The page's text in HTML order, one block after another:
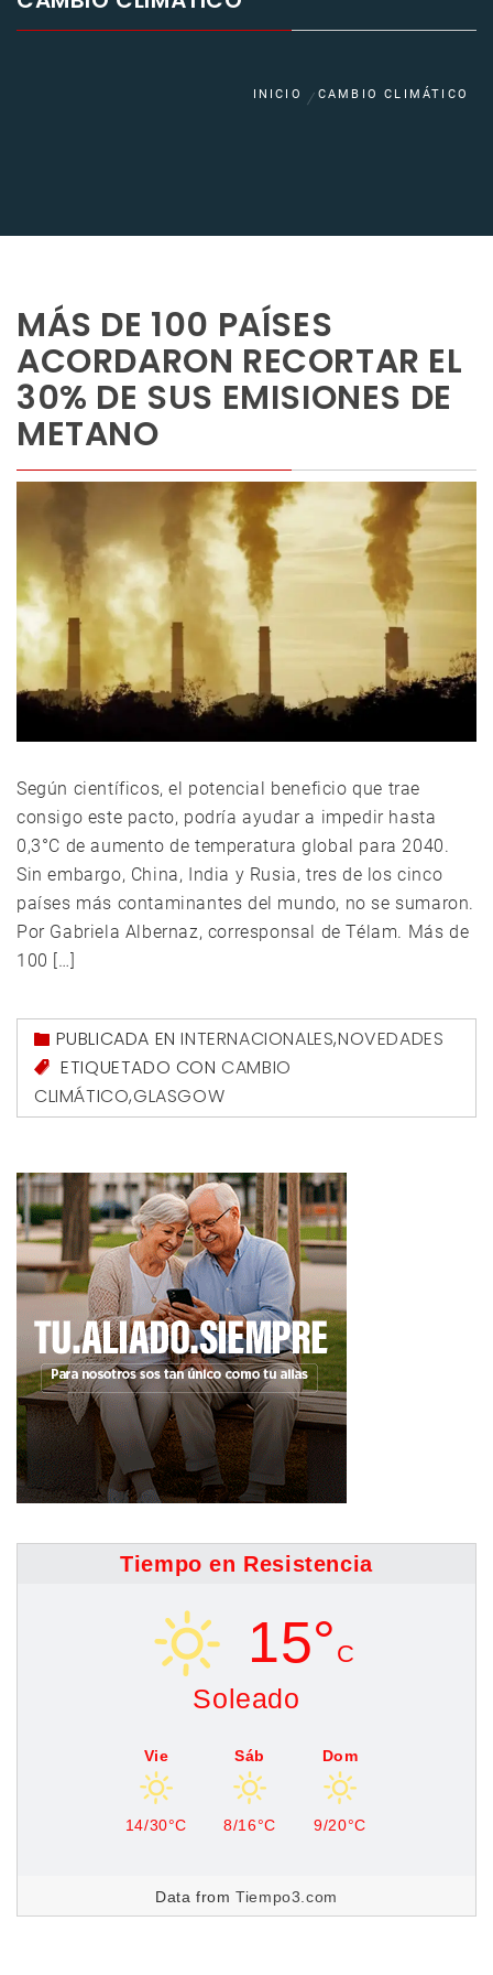
INICIO CAMBIO CLIMÁTICO
MÁS DE 100 PAÍSES
ACORDARON RECORTAR EL
30% DE SUS EMISIONES DE
METANO
Según científicos, el potencial beneficio que trae
consigo este pacto, podría ayudar a impedir hasta
0,3°C de aumento de temperatura global para 2040.
Sin embargo, China, India y Rusia, tres de los cinco
países más contaminantes del mundo, no se sumaron.
Por Gabriela Albernaz, corresponsal de Télam. Más de
100 […]
PUBLICADA ENINTERNACIONALES,NOVEDADES
ETIQUETADO CONCAMBIO
CLIMÁTICO,GLASGOW
Tiempo en Resistencia
15° C
Soleado
Vie
14/30°C
Sáb
8/16°C
Dom
9/20°C
Data fromTiempo3.com